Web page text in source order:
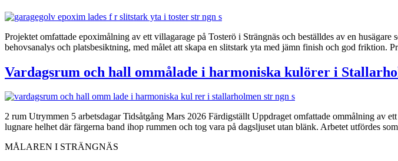
Projektet omfattade epoximålning av ett villagarage på Tosterö i Strängnäs och beställdes av en
behovsanalys och platsbesiktning, med målet att skapa en slitstark yta med jämn finish och god
Vardagsrum och hall ommålade i harmoniska kulörer i
2 rum Utrymmen 5 arbetsdagar Tidsåtgång Mars 2026 Färdigställt Uppdraget omfattade ommålning av
lugnare helhet där färgerna band ihop rummen och tog vara på dagsljuset utan blänk. Arbetet utfördes
MÅLAREN I STRÄNGNÄS